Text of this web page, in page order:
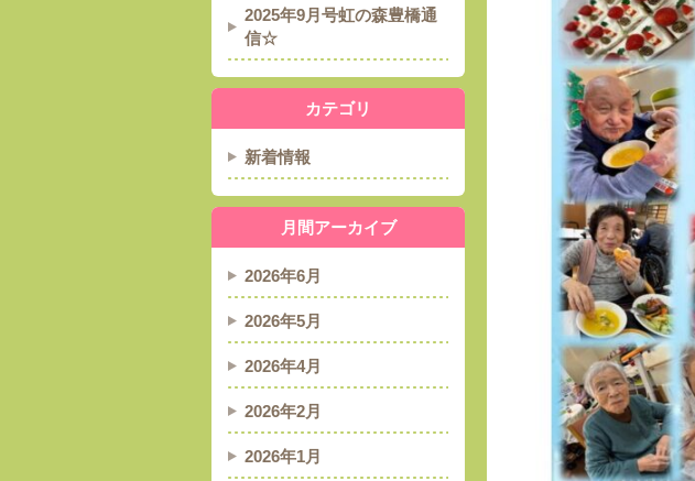
2025年9月号虹の森豊橋通
信☆
カテゴリ
新着情報
月間アーカイブ
2026年6月
2026年5月
2026年4月
2026年2月
2026年1月